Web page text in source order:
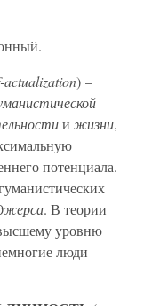
actualization) –
и жизни,
потенциала.
. В теории
уровню
люди